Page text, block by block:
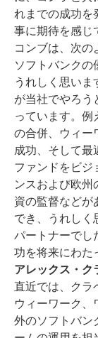
れまでの成功を
事に期待を感じ
コンブは、次の
ソフトバンクの
うれしく思い
が当社でやろう
っています。例
の合併、ウィー
成功、そして最
ファンドをビジ
ンスおよび欧州
資の監督などが
でき、うれしく
パートナーでし
功を将来にわた
アレックス・ク
直近では、クラ
ウィーワーク、
外のソフトバン